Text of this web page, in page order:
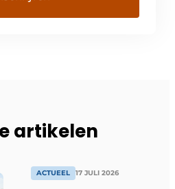
artikelen
ACTUEEL 17 JULI 2026